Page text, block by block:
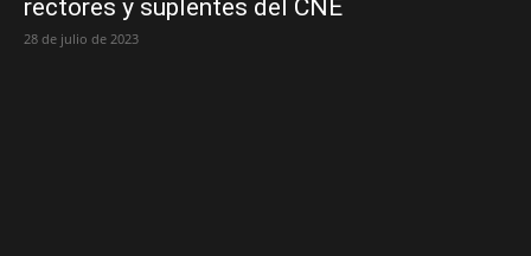
rectores y suplentes del CNE
28 de julio de 2023